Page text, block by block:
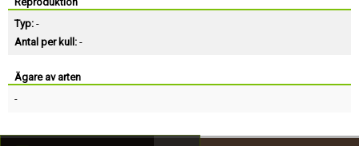
Typ: -
Antal per kull: -
Ägare av arten
-